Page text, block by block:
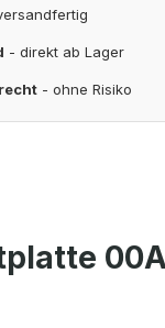
- direkt ab Lager
- ohne Risiko